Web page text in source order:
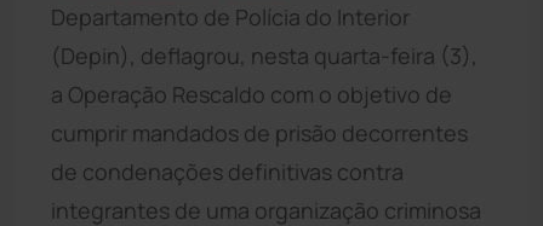
Departamento de Polícia do Interior
(Depin), deflagrou, nesta quarta-feira (3),
a Operação Rescaldo com o objetivo de
cumprir mandados de prisão decorrentes
de condenações definitivas contra
integrantes de uma organização criminosa